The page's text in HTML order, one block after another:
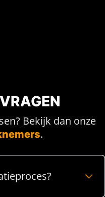
Bekijk dan onze
.